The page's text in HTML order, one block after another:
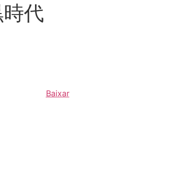
代
Baixar